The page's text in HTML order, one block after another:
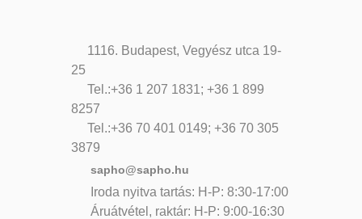
1116. Budapest, Vegyész utca 19-
25
Tel.:+36 1 207 1831; +36 1 899
8257
Tel.:+36 70 401 0149; +36 70 305
3879
sapho@sapho.hu
Iroda nyitva tartás: H-P: 8:30-17:00
Áruátvétel, raktár: H-P: 9:00-16:30